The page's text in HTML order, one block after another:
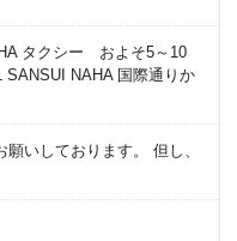
タクシー およそ5～10
NAHA 国際通りか
いしております。 但し、